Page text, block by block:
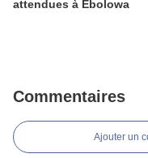
attendues à Ebolowa
Commentaires
Ajouter un